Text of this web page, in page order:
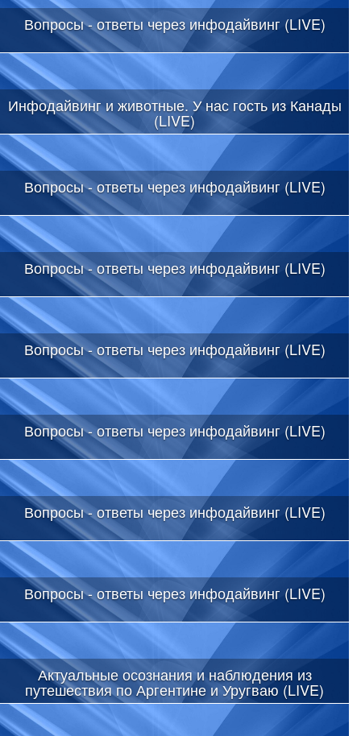
Вопросы - ответы через инфодайвинг (LIVE)
Инфодайвинг и животные. У нас гость из Канады
(LIVE)
Вопросы - ответы через инфодайвинг (LIVE)
Вопросы - ответы через инфодайвинг (LIVE)
Вопросы - ответы через инфодайвинг (LIVE)
Вопросы - ответы через инфодайвинг (LIVE)
Вопросы - ответы через инфодайвинг (LIVE)
Вопросы - ответы через инфодайвинг (LIVE)
Актуальные осознания и наблюдения из
путешествия по Аргентине и Уругваю (LIVE)